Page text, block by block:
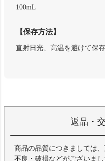
100mL
【保存方法】
直射日光、高温を避けて保
返品・
商品の品質につきましては
不良・破損などがございま